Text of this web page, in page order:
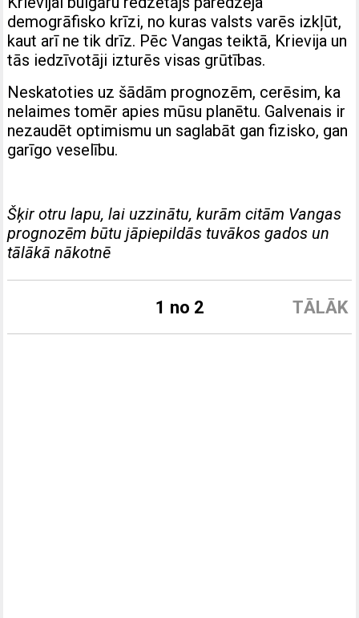
demogrāfisko krīzi, no kuras valsts varēs izkļūt,
kaut arī ne tik drīz. Pēc Vangas teiktā, Krievija un
tās iedzīvotāji izturēs visas grūtības.
Neskatoties uz šādām prognozēm, cerēsim, ka
nelaimes tomēr apies mūsu planētu. Galvenais ir
nezaudēt optimismu un saglabāt gan fizisko, gan
garīgo veselību.
Šķir otru lapu, lai uzzinātu, kurām citām Vangas
prognozēm būtu jāpiepildās tuvākos gados un
tālākā nākotnē
TĀLĀK
1 no 2